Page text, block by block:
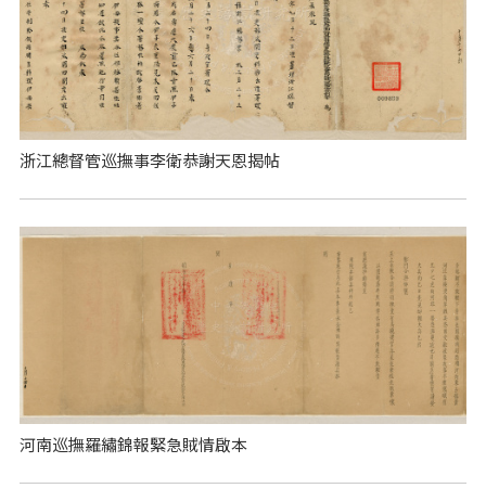
浙江總督管巡撫事李衛恭謝天恩揭帖
河南巡撫羅繡錦報緊急賊情啟本